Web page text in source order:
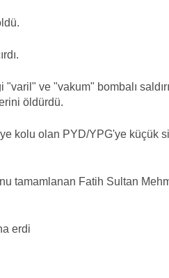
ve "vakum" bombalı
öldürdü.
kolu olan PYD/YPG'ye küçük
tamamlanan Fatih Sultan
erdi